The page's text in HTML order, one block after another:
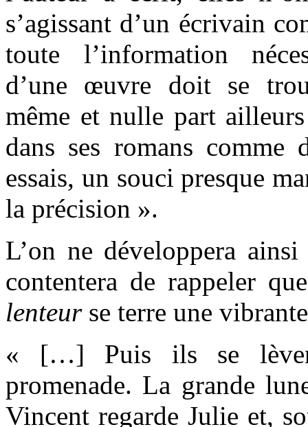
s’agissant d’un écrivain
toute l’information
d’une œuvre doit se
même et nulle part
dans ses romans comme
essais, un souci presque
la précision ».
L’on ne développera
contentera de rappeler
lenteur se terre une
« […] Puis ils se
promenade. La grande
Vincent regarde Julie et,